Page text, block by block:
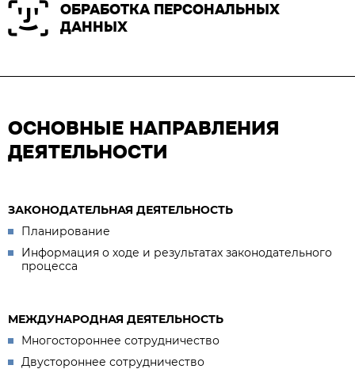
ОБРАБОТКА ПЕРСОНАЛЬНЫХ
ДАННЫХ
ОСНОВНЫЕ НАПРАВЛЕНИЯ
ДЕЯТЕЛЬНОСТИ
ЗАКОНОДАТЕЛЬНАЯ ДЕЯТЕЛЬНОСТЬ
Планирование
Информация о ходе и результатах законодательного
процесса
МЕЖДУНАРОДНАЯ ДЕЯТЕЛЬНОСТЬ
Многостороннее сотрудничество
Двустороннее сотрудничество